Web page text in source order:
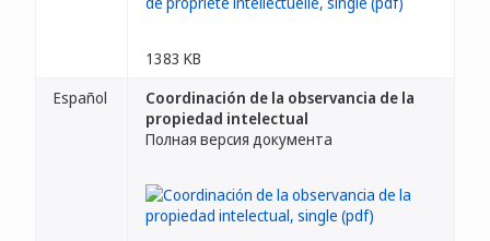
1383 KB
Español
Coordinación de la observancia de la
propiedad intelectual
Полная версия документа